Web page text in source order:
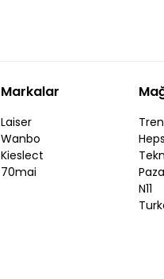
Markalar
Laiser
Wanbo
Kieslect
70mai
N11